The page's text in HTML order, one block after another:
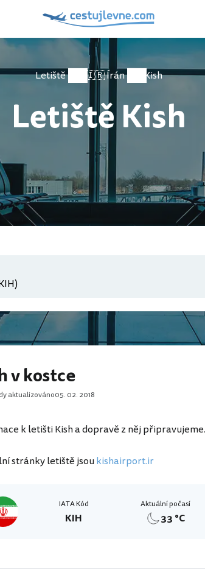
Letiště 🇮🇷 Írán Kish
Letiště Kish
v kostce
aktualizováno05. 02. 2018
k letišti Kish a dopravě z něj
stránky letiště jsoukishairport.ir
IATA Kód
KIH
Aktuální počasí
33 °C